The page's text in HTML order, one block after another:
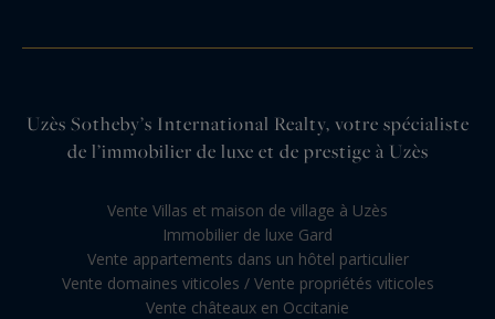
Uzès Sotheby’s International Realty, votre spécialiste
de l’immobilier de luxe et de prestige à Uzès
Vente Villas et maison de village à Uzès
Immobilier de luxe Gard
Vente appartements dans un hôtel particulier
Vente domaines viticoles / Vente propriétés viticoles
Vente châteaux en Occitanie